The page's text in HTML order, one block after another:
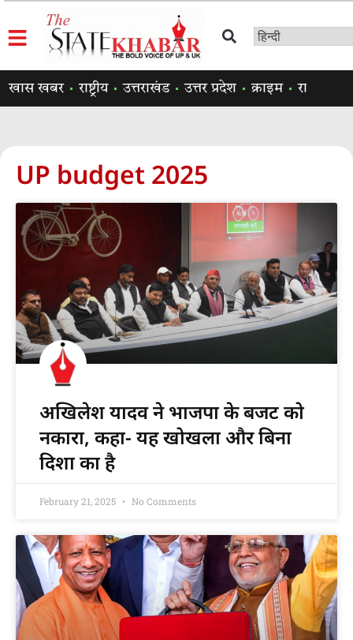
खास खबर राष्ट्रीय उत्तराखंड उत्तर प्रदेश क्राइम राजनीति
UP budget 2025
अखिलेश यादव ने भाजपा के बजट को
नकारा, कहा- यह खोखला और बिना
दिशा का है
February 21, 2025 No Comments